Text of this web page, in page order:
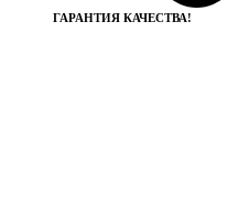
ГАРАНТИЯ КАЧЕСТВА!